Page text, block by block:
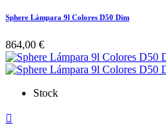
Sphere Lámpara 9l Colores D50 Dim
864,00 €
Stock
